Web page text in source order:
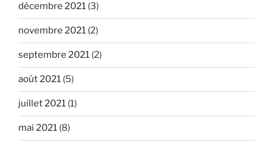
décembre 2021 (3)
novembre 2021 (2)
septembre 2021 (2)
août 2021 (5)
juillet 2021 (1)
mai 2021 (8)